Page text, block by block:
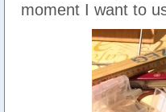
moment I want to